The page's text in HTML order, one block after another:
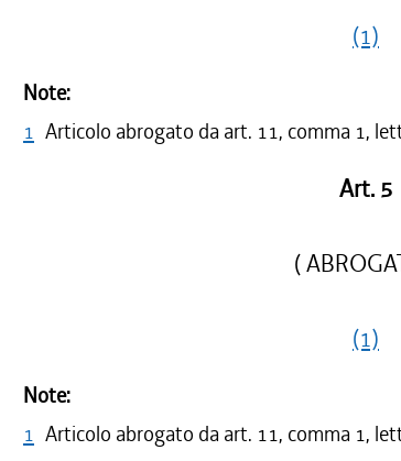
(1)
Note:
1 Articolo abrogato da art. 11, comma 1,
Art. 5
(
(1)
Note:
1 Articolo abrogato da art. 11, comma 1,